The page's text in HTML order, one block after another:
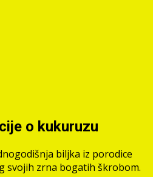
o kukuruzu
biljka iz porodice
svojih zrna bogatih škrobom.